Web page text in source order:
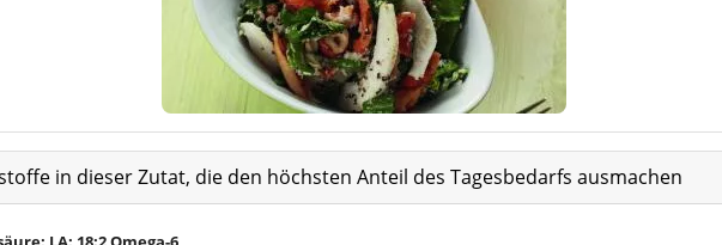
in dieser Zutat, die den höchsten Anteil des Tagesbedarfs ausmachen